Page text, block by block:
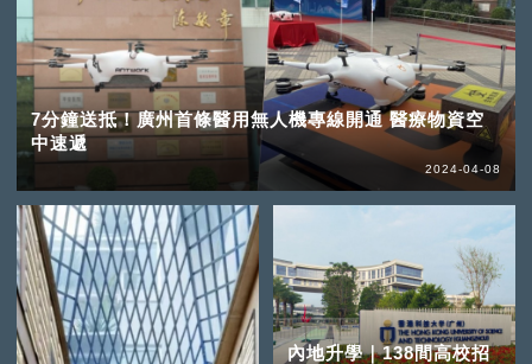
7分鐘送抵！廣州首條醫用無人機專線開通 醫療物資空
中速遞
2024-04-08
內地升學｜138間高校招